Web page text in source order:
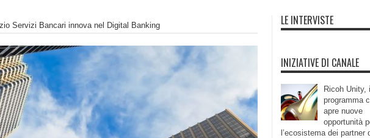
Servizi Bancari innova nel Digital Banking LE INTERVISTE
INIZIATIVE DI CANALE
Ricoh Unity, il
programma
apre nuove
opportunità
l’ecosistema dei partner